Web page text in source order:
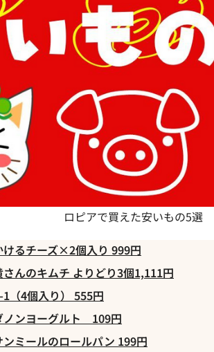
ロピアで買えた安いもの5選
るチーズ×2個入り 999円
んのキムチ よりどり3個1,111円
（4個入り） 555円
ノンヨーグルト 109円
ミールのロールパン 199円